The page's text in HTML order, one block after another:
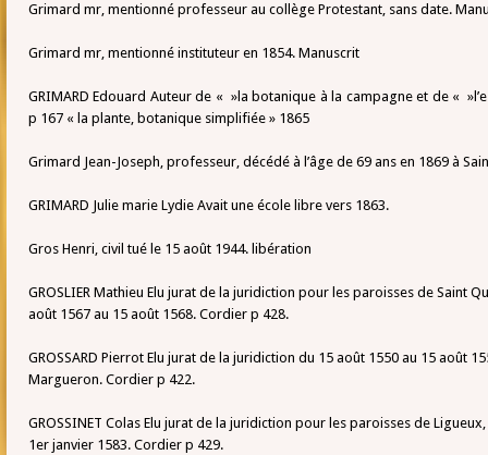
Grimard mr, mentionné professeur au collège Protestant, sans date.
Grimard mr, mentionné instituteur en 1854. Manuscrit
GRIMARD Edouard Auteur de « »la botanique à la campagne et de «
p 167 « la plante, botanique simplifiée » 1865
Grimard Jean-Joseph, professeur, décédé à l’âge de 69 ans en 1869 à
GRIMARD Julie marie Lydie Avait une école libre vers 1863.
Gros Henri, civil tué le 15 août 1944. libération
GROSLIER Mathieu Elu jurat de la juridiction pour les paroisses de Saint
août 1567 au 15 août 1568. Cordier p 428.
GROSSARD Pierrot Elu jurat de la juridiction du 15 août 1550 au 15 août
Margueron. Cordier p 422.
GROSSINET Colas Elu jurat de la juridiction pour les paroisses de
1er janvier 1583. Cordier p 429.